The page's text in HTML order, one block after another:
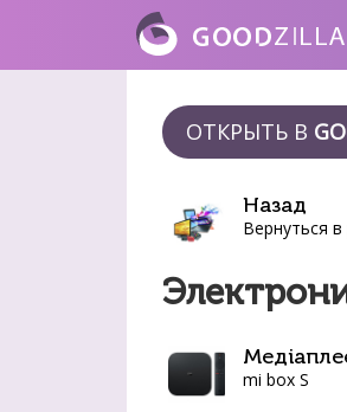
ОТКРЫТЬ В
Назад
Вернуться в
mi box S